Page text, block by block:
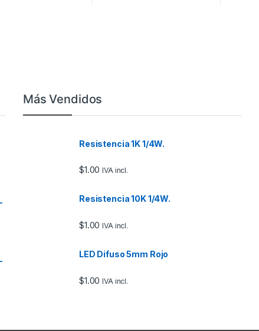
Más Vendidos
Resistencia 1K 1/4W.
$1.00 IVA incl.
Resistencia 10K 1/4W.
$1.00 IVA incl.
LED Difuso 5mm Rojo
$1.00 IVA incl.